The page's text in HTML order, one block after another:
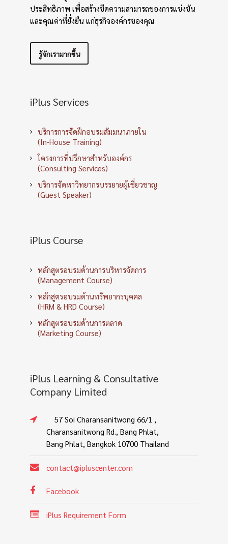
ประเมินผล ครอบคลุมในด้านต่างๆขององค์กร ช่วยยก
ระดับความรู้และพัฒนาระบบการทำงานให้มี
และคุณค่าที่ยั่งยืน แก่ธุรกิจองค์กรของคุณ
iPlus Services
บริการการจัดฝึกอบรมสัมมนาภายใน
(In-House Training)
โครงการที่ปรึกษาสำหรับองค์กร
(Consulting Services)
iPlus Course
หลักสูตรอบรมด้านการบริหารจัดการ
(Management Course)
หลักสูตรอบรมด้านทรัพยากรบุคคล
(HRM & HRD Course)
iPlus Learning & Consultative
Company Limited
57 Soi Charansanitwong 66/1 ,
Bang Phlat, Bangkok 10700 Thailand
contact@ipluscenter.com
Facebook